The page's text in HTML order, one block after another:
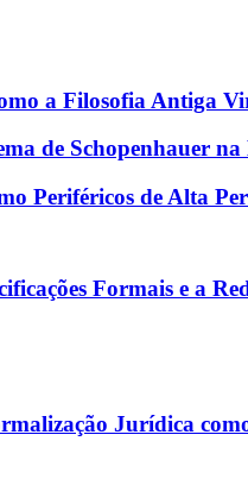
a Filosofia Antiga
de Schopenhauer
Periféricos de Alta
Formais e a
Jurídica